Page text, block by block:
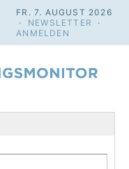
FR. 7. AUGUST 2026
· NEWSLETTER
·
ANMELDEN